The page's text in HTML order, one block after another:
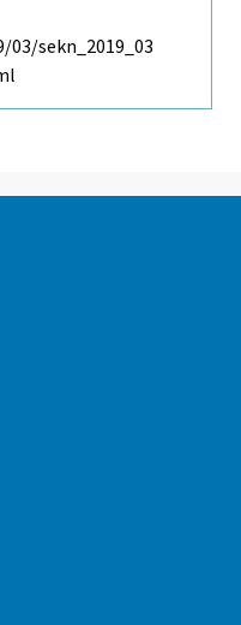
sekn_2019_03